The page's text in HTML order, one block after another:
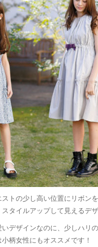
ストの少し高い位置にリボン
スタイルアップして見えるデザ
いデザインなのに、少しハリ
小柄女性にもオススメです！